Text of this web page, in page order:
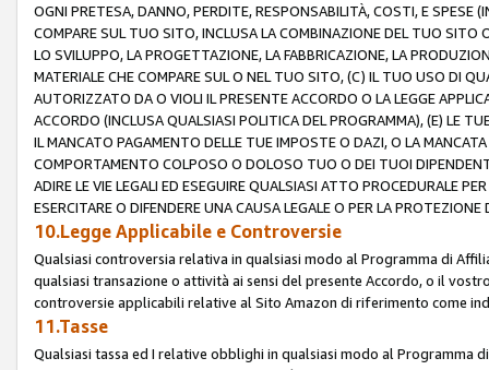
OGNI PRETESA, DANNO, PERDITE, RESPONSABILITÀ, COSTI, E SPESE
COMPARE SUL TUO SITO, INCLUSA LA COMBINAZIONE DEL TUO SITO
LO SVILUPPO, LA PROGETTAZIONE, LA FABBRICAZIONE, LA
MATERIALE CHE COMPARE SUL O NEL TUO SITO, (C) IL TUO USO DI
AUTORIZZATO DA O VIOLI IL PRESENTE ACCORDO O LA LEGGE
ACCORDO (INCLUSA QUALSIASI POLITICA DEL PROGRAMMA), (E) LE
IL MANCATO PAGAMENTO DELLE TUE IMPOSTE O DAZI, O LA
COMPORTAMENTO COLPOSO O DOLOSO TUO O DEI TUOI
ADIRE LE VIE LEGALI ED ESEGUIRE QUALSIASI ATTO PROCEDURALE
ESERCITARE O DIFENDERE UNA CAUSA LEGALE O PER LA
10.Legge Applicabile e Controversie
Qualsiasi controversia relativa in qualsiasi modo al Programma di
qualsiasi transazione o attività ai sensi del presente Accordo, o il
controversie applicabili relative al Sito Amazon di riferimento come
11.Tasse
Qualsiasi tassa ed I relative obblighi in qualsiasi modo al